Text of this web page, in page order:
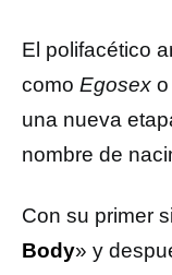
El polifacético
como Egosex o
una nueva
nombre de
Con su primer
Body» y